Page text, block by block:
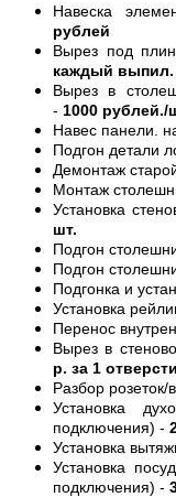
Навеска
рублей
Вырез под
каждый выпил.
Вырез в
- 1000 рублей./
Навес панели.
Подгон детали
Демонтаж
Монтаж
Установка
шт.
Подгон
Подгон
Подгонка и
Установка
Перенос
Вырез в
р. за 1
Разбор
Установка
подключения) -
Установка
Установка
подключения) -